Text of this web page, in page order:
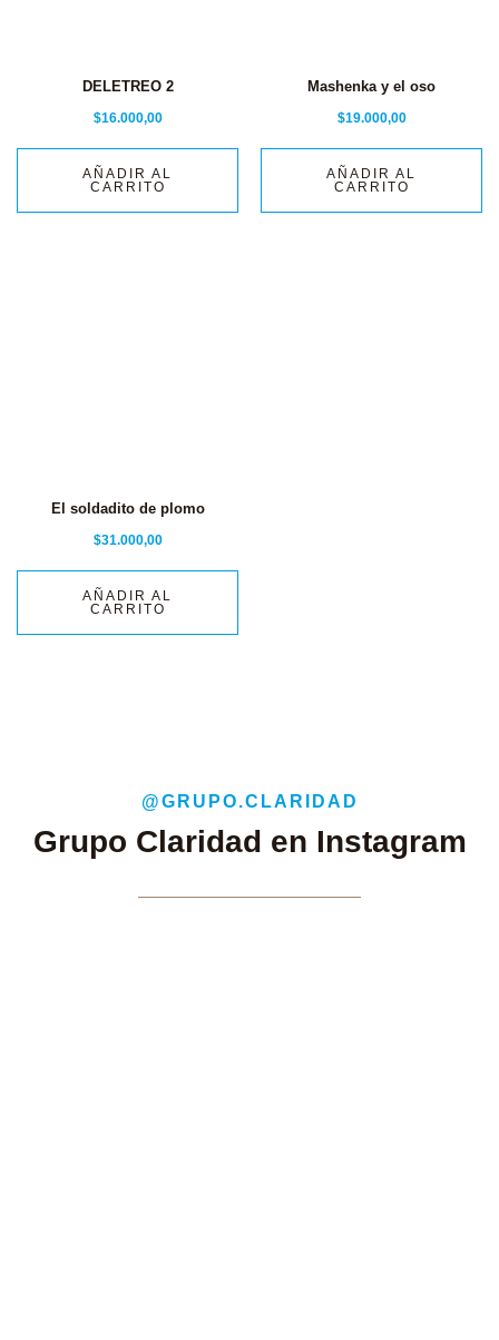
DELETREO 2
$16.000,00
AÑADIR AL
CARRITO
Mashenka y el oso
$19.000,00
AÑADIR AL
CARRITO
El soldadito de plomo
$31.000,00
AÑADIR AL
CARRITO
@GRUPO.CLARIDAD
Grupo Claridad en Instagram